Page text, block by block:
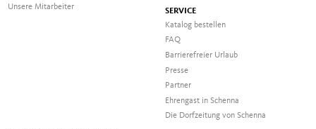
Unsere Mitarbeiter
SERVICE
Katalog bestellen
FAQ
Barrierefreier Urlaub
Presse
Partner
Ehrengast in Schenna
Die Dorfzeitung von Schenna